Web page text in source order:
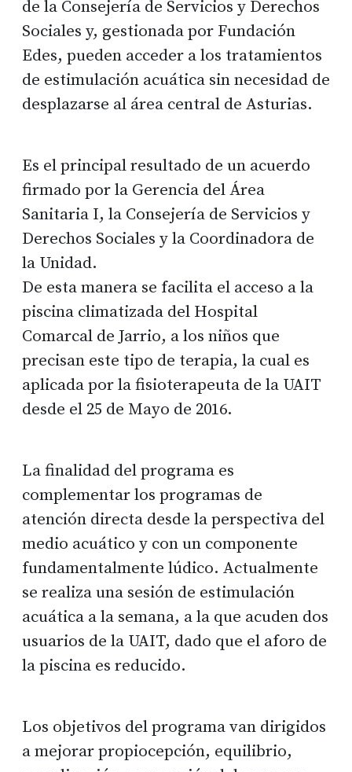
de la Consejería de Servicios y Derechos
Sociales y, gestionada por Fundación
Edes, pueden acceder a los tratamientos
de estimulación acuática sin necesidad de
desplazarse al área central de Asturias.
Es el principal resultado de un acuerdo
firmado por la Gerencia del Área
Sanitaria I, la Consejería de Servicios y
Derechos Sociales y la Coordinadora de
la Unidad.
De esta manera se facilita el acceso a la
piscina climatizada del Hospital
Comarcal de Jarrio, a los niños que
precisan este tipo de terapia, la cual es
aplicada por la fisioterapeuta de la UAIT
desde el 25 de Mayo de 2016.
La finalidad del programa es
complementar los programas de
atención directa desde la perspectiva del
medio acuático y con un componente
fundamentalmente lúdico. Actualmente
se realiza una sesión de estimulación
acuática a la semana, a la que acuden dos
usuarios de la UAIT, dado que el aforo de
la piscina es reducido.
Los objetivos del programa van dirigidos
a mejorar propiocepción, equilibrio,